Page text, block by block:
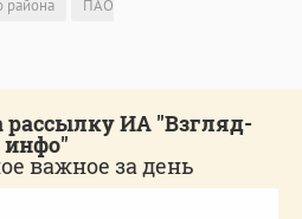
района
ПАО
ИА "Взгляд-
инфо"
важное за день